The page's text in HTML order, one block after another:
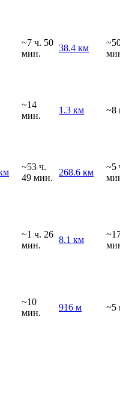
~7 ч. 50
мин.
38.4 км
~14
мин.
1.3 км ~8
~53 ч.
49 мин.
268.6 км
~5
~1 ч. 26
мин.
8.1 км
~10
мин.
916 м ~5